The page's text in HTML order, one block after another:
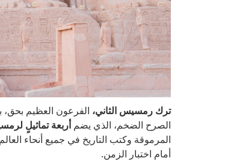
ترك رمسيس الثاني، الفرعون العظيم بحق،
الصرح الضخم، الذي يضمأربعة تماثيلٍ
المرموقة وكتب التاريخ في جميع أنحاء
أمام اختبار الزمن.